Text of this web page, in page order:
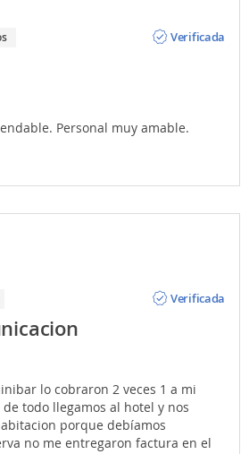
Verificada
Personal muy amable.
Verificada
lo cobraron 2 veces 1 a mi
todo llegamos al hotel y nos
porque debíamos
no me entregaron factura en el